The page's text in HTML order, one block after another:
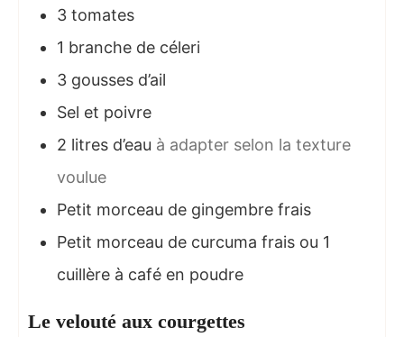
3 tomates
1 branche de céleri
3 gousses d’ail
Sel et poivre
2 litres d’eau à adapter selon la texture
voulue
Petit morceau de gingembre frais
Petit morceau de curcuma frais ou 1
cuillère à café en poudre
Le velouté aux courgettes